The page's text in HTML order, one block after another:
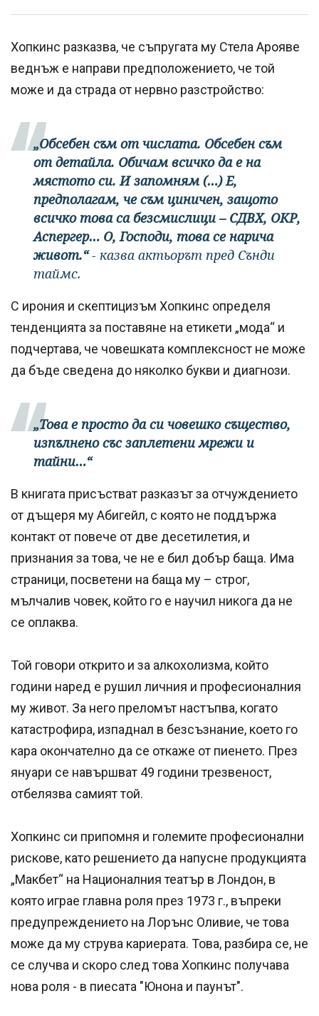
Хопкинс разказва, че съпругата му Стела Арояве
веднъж е направи предположението, че той
може и да страда от нервно разстройство:
„Обсебен съм от числата. Обсебен съм
от детайла. Обичам всичко да е на
мястото си. И запомням (…) Е,
предполагам, че съм циничен, защото
всичко това са безсмислици – СДВХ, ОКР,
Аспергер… О, Господи, това се нарича
живот.“- казва актьорът пред Сънди
таймс.
С ирония и скептицизъм Хопкинс определя
тенденцията за поставяне на етикети „мода“ и
подчертава, че човешката комплексност не може
да бъде сведена до няколко букви и диагнози.
„Това е просто да си човешко същество,
изпълнено със заплетени мрежи и
тайни…“
В книгата присъстват разказът за отчуждението
от дъщеря му Абигейл, с която не поддържа
контакт от повече от две десетилетия, и
признания за това, че не е бил добър баща. Има
страници, посветени на баща му – строг,
мълчалив човек, който го е научил никога да не
се оплаква.
Той говори открито и за алкохолизма, който
години наред е рушил личния и професионалния
му живот. За него преломът настъпва, когато
катастрофира, изпаднал в безсъзнание, което го
кара окончателно да се откаже от пиенето. През
януари се навършват 49 години трезвеност,
отбелязва самият той.
Хопкинс си припомня и големите професионални
рискове, като решението да напусне продукцията
„Макбет“ на Националния театър в Лондон, в
която играе главна роля през 1973 г., въпреки
предупреждението на Лорънс Оливие, че това
може да му струва кариерата. Това, разбира се, не
се случва и скоро след това Хопкинс получава
нова роля - в пиесата "Юнона и паунът".